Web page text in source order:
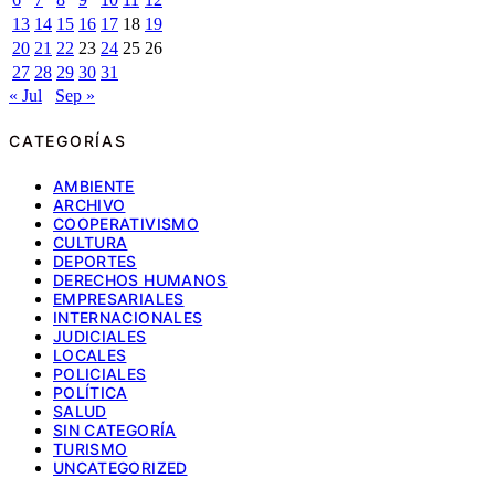
13 14 15 16 17 18 19
20 21 22 23 24 25 26
27 28 29 30 31
« Jul
Sep »
CATEGORÍAS
AMBIENTE
ARCHIVO
COOPERATIVISMO
CULTURA
DEPORTES
DERECHOS HUMANOS
EMPRESARIALES
INTERNACIONALES
JUDICIALES
LOCALES
POLICIALES
POLÍTICA
SALUD
SIN CATEGORÍA
TURISMO
UNCATEGORIZED